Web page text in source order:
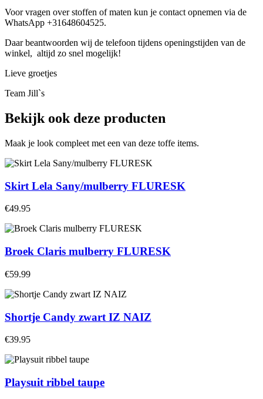
Voor vragen over stoffen of maten kun je contact opnemen via de
WhatsApp +31648604525.
Daar beantwoorden wij de telefoon tijdens openingstijden van de
winkel, altijd zo snel mogelijk!
Lieve groetjes
Team Jill`s
Bekijk ook deze producten
Maak je look compleet met een van deze toffe items.
Skirt Lela Sany/mulberry FLURESK
€49.95
Broek Claris mulberry FLURESK
€59.99
Shortje Candy zwart IZ NAIZ
€39.95
Playsuit ribbel taupe